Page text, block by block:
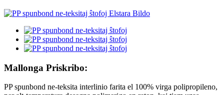
Mallonga Priskribo:
PP spunbond ne-teksita interlinio farita el 100% virga polipropileno,